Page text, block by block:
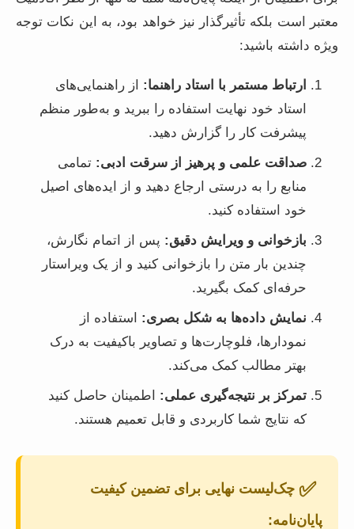
معتبر است بلکه تأثیرگذار نیز خواهد بود، به این نکات توجه
ویژه داشته باشید:
ارتباط مستمر با استاد راهنما: از راهنمایی‌های
استاد خود نهایت استفاده را ببرید و به‌طور منظم
پیشرفت کار را گزارش دهید.
صداقت علمی و پرهیز از سرقت ادبی: تمامی
منابع را به درستی ارجاع دهید و از ایده‌های اصیل
خود استفاده کنید.
بازخوانی و ویرایش دقیق: پس از اتمام نگارش،
چندین بار متن را بازخوانی کنید و از یک ویراستار
حرفه‌ای کمک بگیرید.
نمایش داده‌ها به شکل بصری: استفاده از
نمودارها، فلوچارت‌ها و تصاویر باکیفیت به درک
بهتر مطالب کمک می‌کند.
تمرکز بر نتیجه‌گیری عملی: اطمینان حاصل کنید
که نتایج شما کاربردی و قابل تعمیم هستند.
✅ چک‌لیست نهایی برای تضمین کیفیت
پایان‌نامه: